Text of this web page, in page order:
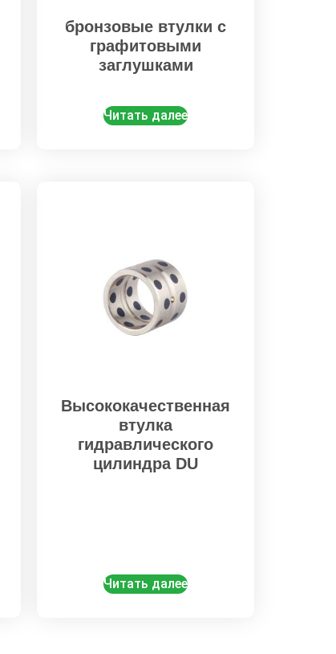
бронзовые втулки с
графитовыми
заглушками
Читать далее
Высококачественная
втулка
гидравлического
цилиндра DU
Читать далее